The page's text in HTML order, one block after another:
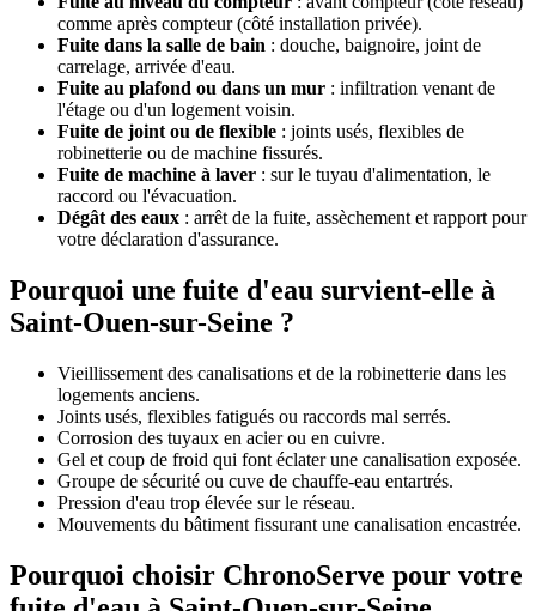
comme après compteur (côté installation privée).
Fuite dans la salle de bain : douche, baignoire, joint de
carrelage, arrivée d'eau.
Fuite au plafond ou dans un mur : infiltration venant de
l'étage ou d'un logement voisin.
Fuite de joint ou de flexible : joints usés, flexibles de
robinetterie ou de machine fissurés.
Fuite de machine à laver : sur le tuyau d'alimentation, le
raccord ou l'évacuation.
Dégât des eaux : arrêt de la fuite, assèchement et rapport pour
votre déclaration d'assurance.
Pourquoi une fuite d'eau survient-elle à
Saint-Ouen-sur-Seine ?
Vieillissement des canalisations et de la robinetterie dans les
logements anciens.
Joints usés, flexibles fatigués ou raccords mal serrés.
Corrosion des tuyaux en acier ou en cuivre.
Gel et coup de froid qui font éclater une canalisation exposée.
Groupe de sécurité ou cuve de chauffe-eau entartrés.
Pression d'eau trop élevée sur le réseau.
Mouvements du bâtiment fissurant une canalisation encastrée.
Pourquoi choisir ChronoServe pour votre